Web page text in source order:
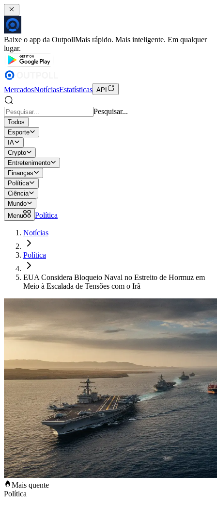
Baixe o app da OutpollMais rápido. Mais inteligente. Em qualquer
lugar.
MercadosNotíciasEstatísticas API
Pesquisar...
Todos
Esporte
IA
Crypto
Entretenimento
Finanças
Política
Ciência
Mundo
Menu
Política
Notícias
Política
EUA Considera Bloqueio Naval no Estreito de Hormuz em
Meio à Escalada de Tensões com o Irã
Mais quente
Política